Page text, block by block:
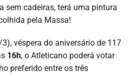
sem cadeiras, terá uma pintura
pela Massa!
véspera do aniversário de 117
16h, o Atleticano poderá votar
preferido entre os três